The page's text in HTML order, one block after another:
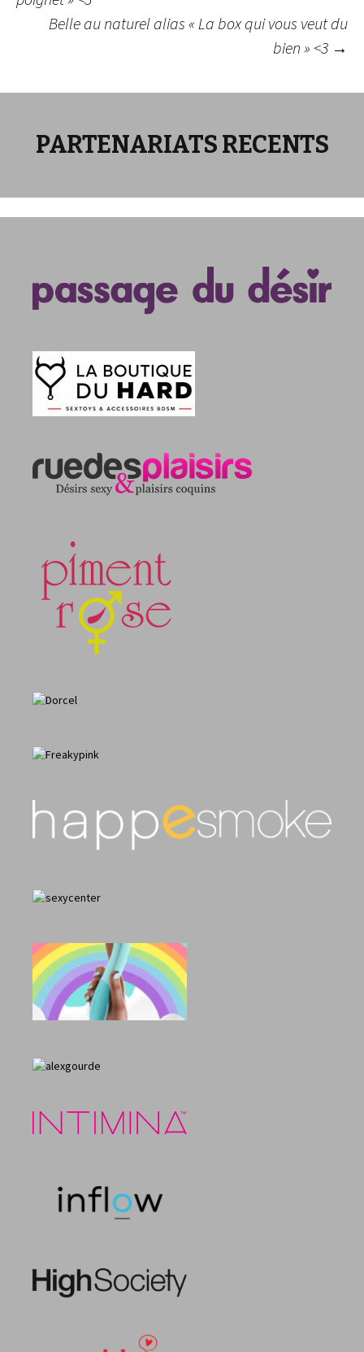
des
articles
Belle au naturel alias « La box qui vous veut du
bien » <3 →
PARTENARIATS RECENTS